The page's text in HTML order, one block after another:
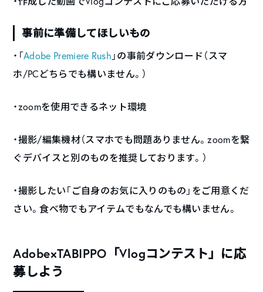
事前に準備してほしいもの
・「Adobe Premiere Rush 」の事前ダウンロード（スマ
ホ/PCどちらでも構いません。）
・zoomを使用できるネット環境
・撮影/編集機材（スマホでも問題ありません。zoomを繋
ぐデバイスと別のものを推奨しております。）
・撮影したい「ご自身のお気に入りのもの」をご用意くだ
さい。食べ物でもアイテムでもなんでも構いません。
Adobe×TABIPPO「Vlogコンテスト」に応
募しよう